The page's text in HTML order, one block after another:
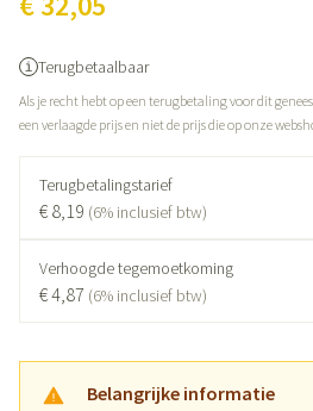
Terugbetaalbaar
Als je recht hebt op een terugbetaling voor dit
een verlaagde prijs en niet de prijs die op onze
Terugbetalingstarief
€ 8,19 (6% inclusief btw)
Verhoogde tegemoetkoming
€ 4,87 (6% inclusief btw)
Belangrijke informatie